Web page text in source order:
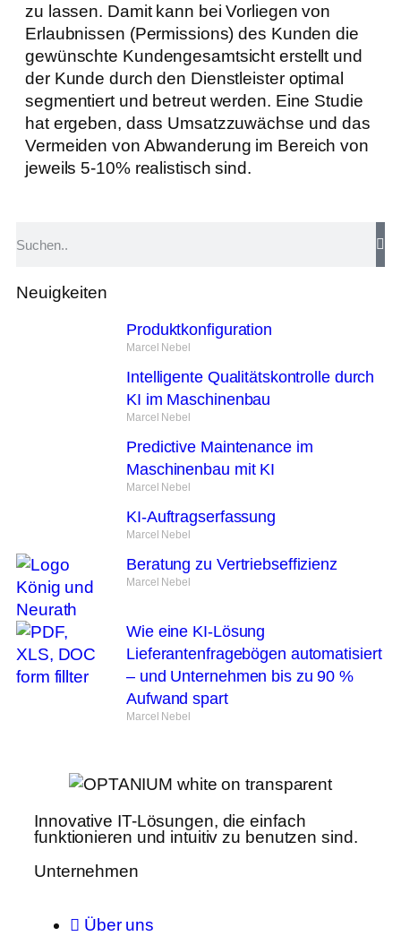
zu lassen. Damit kann bei Vorliegen von
Erlaubnissen (Permissions) des Kunden die
gewünschte Kundengesamtsicht erstellt und
der Kunde durch den Dienstleister optimal
segmentiert und betreut werden. Eine Studie
hat ergeben, dass Umsatzzuwächse und das
Vermeiden von Abwanderung im Bereich von
jeweils 5-10% realistisch sind.
Neuigkeiten
Produktkonfiguration
Marcel Nebel
Intelligente Qualitätskontrolle durch
KI im Maschinenbau
Marcel Nebel
Predictive Maintenance im
Maschinenbau mit KI
Marcel Nebel
KI-Auftragserfassung
Marcel Nebel
Beratung zu Vertriebseffizienz
Marcel Nebel
Wie eine KI-Lösung
Lieferantenfragebögen automatisiert
– und Unternehmen bis zu 90 %
Aufwand spart
Marcel Nebel
Innovative IT-Lösungen, die einfach
funktionieren und intuitiv zu benutzen sind.
Unternehmen
Über uns